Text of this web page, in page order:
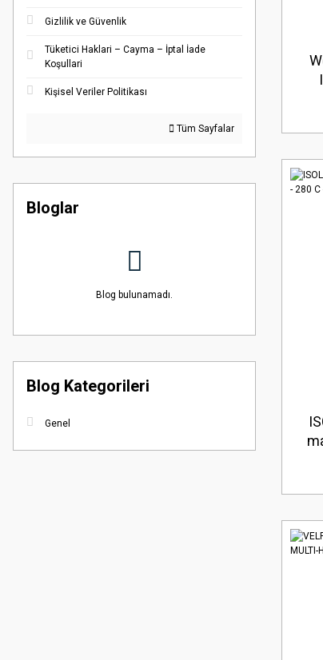
Gizlilik ve Güvenlik
Tüketici Haklari – Cayma – İptal İade
Koşullari
Kişisel Veriler Politikası
Tüm Sayfalar
Bloglar
Blog bulunamadı.
Blog Kategorileri
Genel